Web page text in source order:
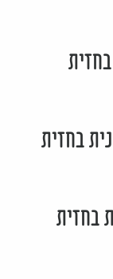
בחזית
בחזית